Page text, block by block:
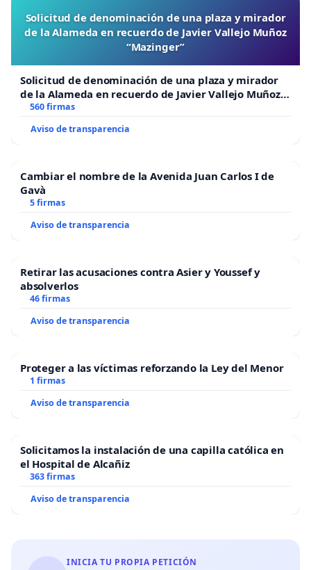
Solicitud de denominación de una plaza y mirador
de la Alameda en recuerdo de Javier Vallejo Muñoz
“Mazinger”
Solicitud de denominación de una plaza y mirador
de la Alameda en recuerdo de Javier Vallejo Muñoz
“Mazinger”
560 firmas
Aviso de transparencia
Cambiar el nombre de la Avenida Juan Carlos I de
Gavà
5 firmas
Aviso de transparencia
Retirar las acusaciones contra Asier y Youssef y
absolverlos
46 firmas
Aviso de transparencia
Proteger a las víctimas reforzando la Ley del Menor
1 firmas
Aviso de transparencia
Solicitamos la instalación de una capilla católica en
el Hospital de Alcañiz
363 firmas
Aviso de transparencia
INICIA TU PROPIA PETICIÓN